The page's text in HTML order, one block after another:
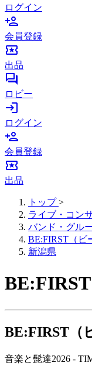
ログイン
person_add
会員登録
local_activity
出品
forum
ロビー
login
ログイン
person_add
会員登録
local_activity
出品
トップ >
ライブ・コン
バンド・グル
BE:FIRST（ビ
新潟県
BE:FIRST（
音楽と髭達2026 -